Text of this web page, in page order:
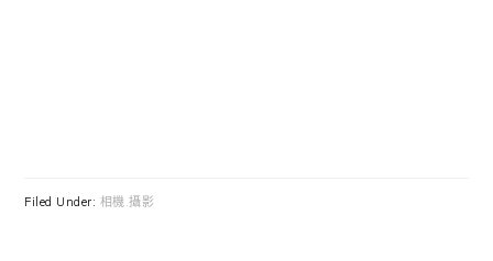
Filed Under: 相機.攝影